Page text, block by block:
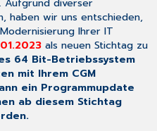
haben wir uns entschieden,
Ihrer IT
als neuen Stichtag zu
64 Bit-Betriebssystem
mit Ihrem CGM
ein Programmupdate
ab diesem Stichtag